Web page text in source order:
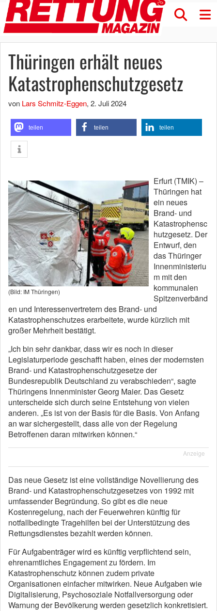
Thüringen erhält neues
Katastrophenschutzgesetz
von Lars Schmitz-Eggen, 2. Juli 2024
teilen teilen teilen
(Bild: IM Thüringen)
Erfurt (TMIK) –
Thüringen hat
ein neues
Brand- und
Katastrophensc
hutzgesetz. Der
Entwurf, den
das Thüringer
Innenministeriu
m mit den
kommunalen
Spitzenverbänd
en und Interessenvertretern des Brand- und
Katastrophenschutzes erarbeitete, wurde kürzlich mit
großer Mehrheit bestätigt.
„Ich bin sehr dankbar, dass wir es noch in dieser
Legislaturperiode geschafft haben, eines der modernsten
Brand- und Katastrophenschutzgesetze der
Bundesrepublik Deutschland zu verabschieden“, sagte
Thüringens Innenminister Georg Maier. Das Gesetz
unterscheide sich durch seine Entstehung von vielen
anderen. „Es ist von der Basis für die Basis. Von Anfang
an war sichergestellt, dass alle von der Regelung
Betroffenen daran mitwirken können.“
Anzeige
Das neue Gesetz ist eine vollständige Novellierung des
Brand- und Katastrophenschutzgesetzes von 1992 mit
umfassender Begründung. So gibt es die neue
Kostenregelung, nach der Feuerwehren künftig für
notfallbedingte Tragehilfen bei der Unterstützung des
Rettungsdienstes bezahlt werden können.
Für Aufgabenträger wird es künftig verpflichtend sein,
ehrenamtliches Engagement zu fördern. Im
Katastrophenschutz können zudem private
Organisationen einfacher mitwirken. Neue Aufgaben wie
Digitalisierung, Psychosoziale Notfallversorgung oder
Warnung der Bevölkerung werden gesetzlich konkretisiert.